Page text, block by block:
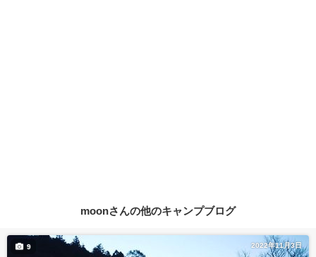
moonさんの他のキャンプブログ
2022年11月3日
9